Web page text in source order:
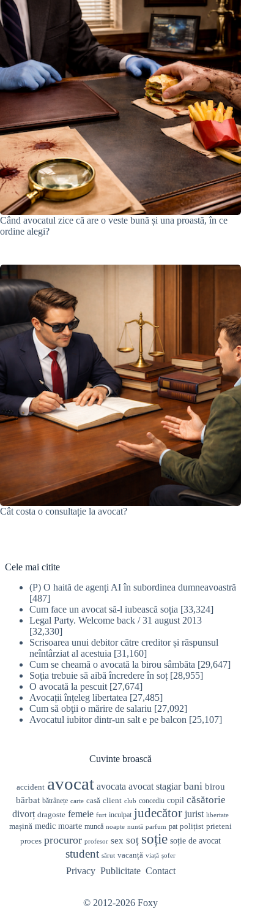
Când avocatul zice că are o veste bună și una proastă, în ce
ordine alegi?
Cât costa o consultație la avocat?
Cele mai citite
(P) O haită de agenți AI în subordinea dumneavoastră
[487]
Cum face un avocat să-l iubească soția [33,324]
Legal Party. Welcome back / 31 august 2013
[32,330]
Scrisoarea unui debitor către creditor și răspunsul
neîntârziat al acestuia [31,160]
Cum se cheamă o avocată la birou sâmbăta [29,647]
Soția trebuie să aibă încredere în soț [28,955]
O avocată la pescuit [27,674]
Avocații înțeleg libertatea [27,485]
Cum să obţii o mărire de salariu [27,092]
Avocatul iubitor dintr-un salt e pe balcon [25,107]
Cuvinte broască
accident avocat avocata avocat stagiar bani birou
bărbat bătrânețe carte casă client club concediu copil căsătorie
divorț dragoste femeie furt inculpat judecător jurist libertate
mașină medic moarte muncă noapte nuntă parfum pat polițist prieteni
proces procuror profesor sex soț soție soție de avocat
student sărut vacanță viață șofer
Privacy Publicitate Contact
© 2012-2026 Foxy